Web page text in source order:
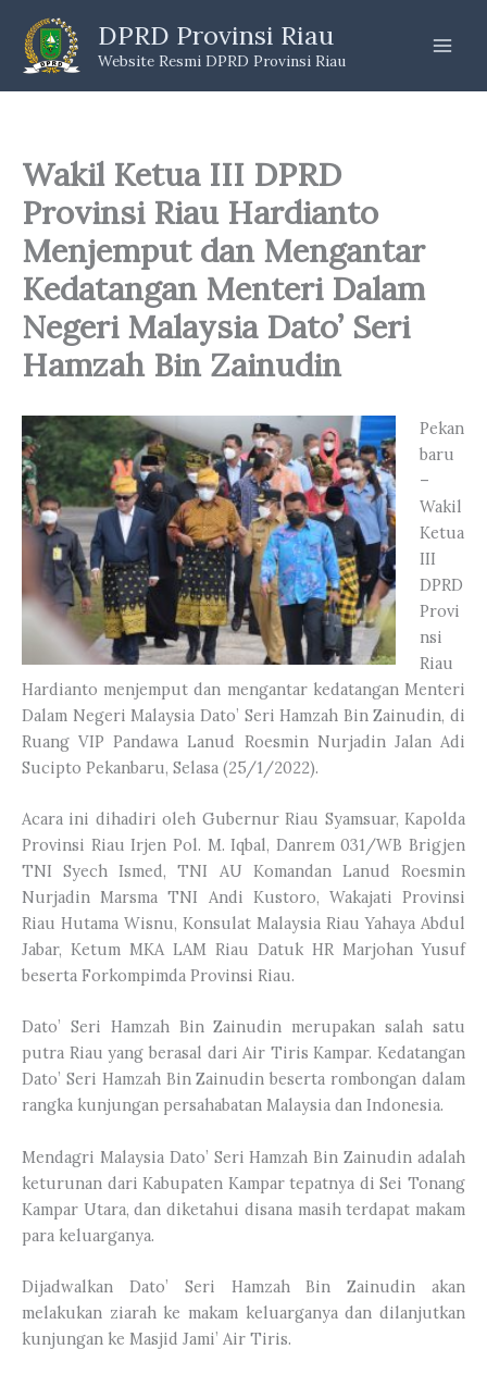
content
DPRD Provinsi Riau
Website Resmi DPRD Provinsi Riau
Wakil Ketua III DPRD
Provinsi Riau Hardianto
Menjemput dan Mengantar
Kedatangan Menteri Dalam
Negeri Malaysia Dato’ Seri
Hamzah Bin Zainudin
Pekan
baru
–
Wakil
Ketua
III
DPRD
Provi
nsi
Riau
Hardianto menjemput dan mengantar kedatangan Menteri
Dalam Negeri Malaysia Dato’ Seri Hamzah Bin Zainudin, di
Ruang VIP Pandawa Lanud Roesmin Nurjadin Jalan Adi
Sucipto Pekanbaru, Selasa (25/1/2022).
Acara ini dihadiri oleh Gubernur Riau Syamsuar, Kapolda
Provinsi Riau Irjen Pol. M. Iqbal, Danrem 031/WB Brigjen
TNI Syech Ismed, TNI AU Komandan Lanud Roesmin
Nurjadin Marsma TNI Andi Kustoro, Wakajati Provinsi
Riau Hutama Wisnu, Konsulat Malaysia Riau Yahaya Abdul
Jabar, Ketum MKA LAM Riau Datuk HR Marjohan Yusuf
beserta Forkompimda Provinsi Riau.
Dato’ Seri Hamzah Bin Zainudin merupakan salah satu
putra Riau yang berasal dari Air Tiris Kampar. Kedatangan
Dato’ Seri Hamzah Bin Zainudin beserta rombongan dalam
rangka kunjungan persahabatan Malaysia dan Indonesia.
Mendagri Malaysia Dato’ Seri Hamzah Bin Zainudin adalah
keturunan dari Kabupaten Kampar tepatnya di Sei Tonang
Kampar Utara, dan diketahui disana masih terdapat makam
para keluarganya.
Dijadwalkan Dato’ Seri Hamzah Bin Zainudin akan
melakukan ziarah ke makam keluarganya dan dilanjutkan
kunjungan ke Masjid Jami’ Air Tiris.